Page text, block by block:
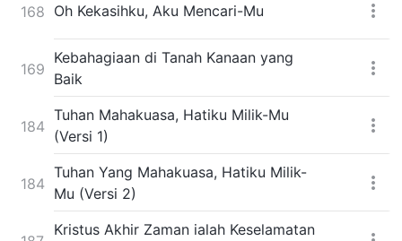
168 Oh Kekasihku, Aku Mencari-Mu
169
Kebahagiaan di Tanah Kanaan yang
Baik
184
Tuhan Mahakuasa, Hatiku Milik-Mu
(Versi 1)
184
Tuhan Yang Mahakuasa, Hatiku Milik-
Mu (Versi 2)
Kristus Akhir Zaman ialah Keselamatan